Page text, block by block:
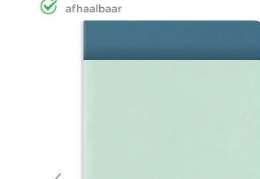
afhaalbaar